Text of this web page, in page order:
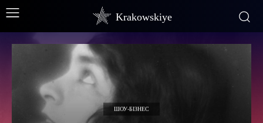
Krakowskiye
ШОУ-БІЗНЕС